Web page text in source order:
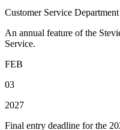
Customer Service
An annual feature of the
Service.
FEB
03
2027
Final entry deadline for the